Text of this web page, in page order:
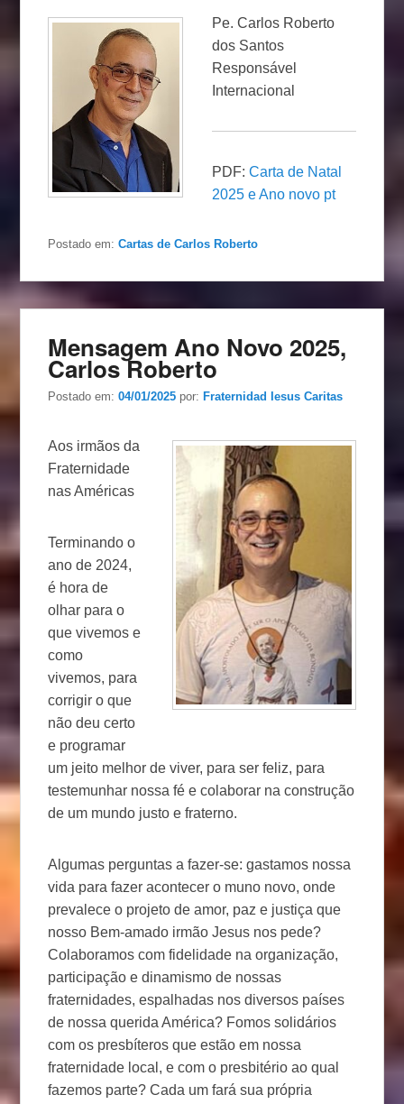
Pe. Carlos Roberto
dos Santos
Responsável
Internacional
PDF:Carta de Natal
2025 e Ano novo pt
Postado em: Cartas de Carlos Roberto
Mensagem Ano Novo 2025,
Carlos Roberto
Postado em:04/01/2025 por:Fraternidad Iesus Caritas
Aos irmãos da
Fraternidade
nas Américas
Terminando o
ano de 2024,
é hora de
olhar para o
que vivemos e
como
vivemos, para
corrigir o que
não deu certo
e programar
um jeito melhor de viver, para ser feliz, para
testemunhar nossa fé e colaborar na construção
de um mundo justo e fraterno.
Algumas perguntas a fazer-se: gastamos nossa
vida para fazer acontecer o muno novo, onde
prevalece o projeto de amor, paz e justiça que
nosso Bem-amado irmão Jesus nos pede?
Colaboramos com fidelidade na organização,
participação e dinamismo de nossas
fraternidades, espalhadas nos diversos países
de nossa querida América? Fomos solidários
com os presbíteros que estão em nossa
fraternidade local, e com o presbitério ao qual
fazemos parte? Cada um fará sua própria